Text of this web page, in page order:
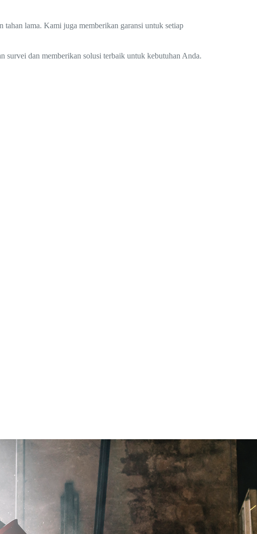
tahan lama. Kami juga memberikan garansi untuk setiap
survei dan memberikan solusi terbaik untuk kebutuhan Anda.